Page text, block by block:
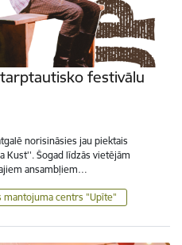
festivālu
norisināsies jau piektais
Kust''. Šogad līdzās vietējām
ansambļiem…
mantojuma centrs "Upīte"